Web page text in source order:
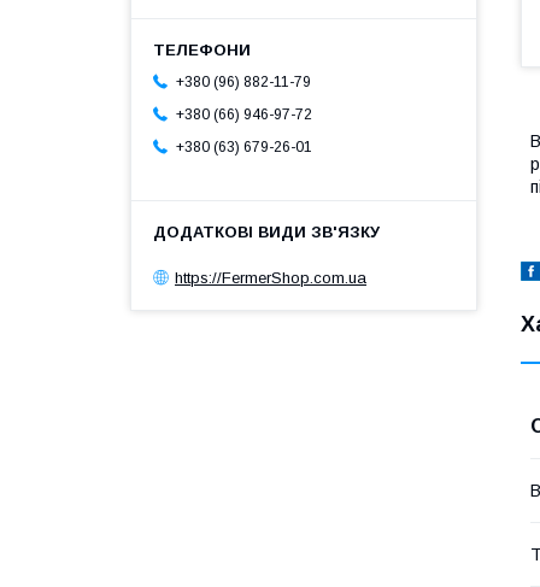
+380 (96) 882-11-79
+380 (66) 946-97-72
+380 (63) 679-26-01
https://FermerShop.com.ua